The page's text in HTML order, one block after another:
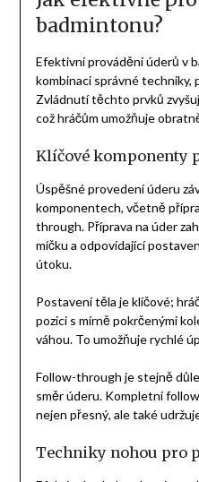
badmintonu?
Efektivní provádění úderů v
kombinaci správné techniky,
Zvládnutí těchto prvků
což hráčům umožňuje
Klíčové komponenty
Úspěšné provedení úderu
komponentech, včetně
through. Příprava na úder
míčku a odpovídající
útoku.
Postavení těla je klíčové;
pozici s mírně pokrčenými
váhou. To umožňuje rychlé
Follow-through je stejně
směr úderu. Kompletní
nejen přesný, ale také
Techniky nohou pro